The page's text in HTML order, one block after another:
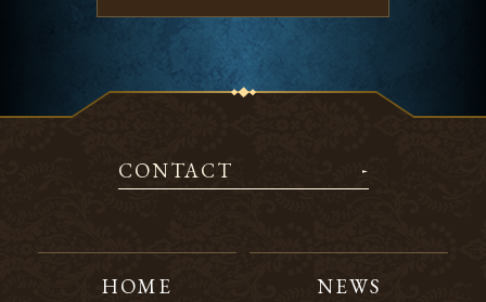
CONTACT
HOME NEWS